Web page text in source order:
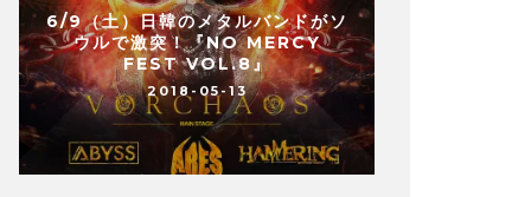
6/9（土）日韓のメタルバンドがソ
ウルで激突！『NO MERCY
FEST VOL.8』
2018-05-13